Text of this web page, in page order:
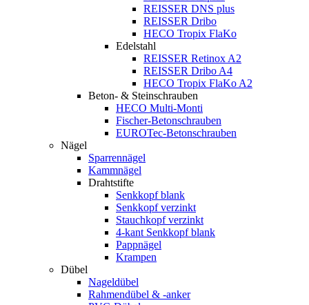
REISSER DNS plus
REISSER Dribo
HECO Tropix FlaKo
Edelstahl
REISSER Retinox A2
REISSER Dribo A4
HECO Tropix FlaKo A2
Beton- & Steinschrauben
HECO Multi-Monti
Fischer-Betonschrauben
EUROTec-Betonschrauben
Nägel
Sparrennägel
Kammnägel
Drahtstifte
Senkkopf blank
Senkkopf verzinkt
Stauchkopf verzinkt
4-kant Senkkopf blank
Pappnägel
Krampen
Dübel
Nageldübel
Rahmendübel & -anker